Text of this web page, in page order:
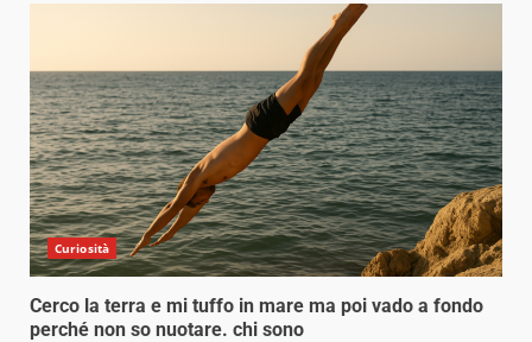
Curiosità
Cerco la terra e mi tuffo in mare ma poi vado a fondo
perché non so nuotare. chi sono